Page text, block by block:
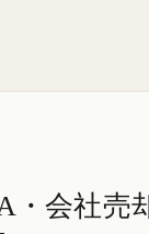
・会社売